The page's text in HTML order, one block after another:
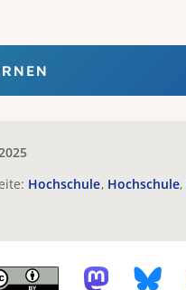
Hochschule Hochschule